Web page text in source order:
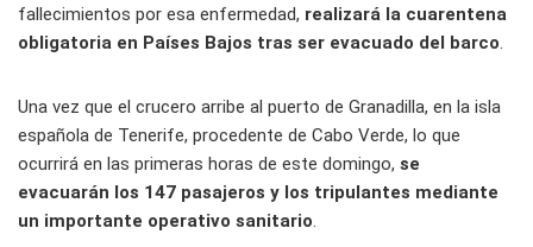
fallecimientos por esa enfermedad, realizará la cuarentena
obligatoria en Países Bajos tras ser evacuado del barco.
Una vez que el crucero arribe al puerto de Granadilla, en la isla
española de Tenerife, procedente de Cabo Verde, lo que
ocurrirá en las primeras horas de este domingo, se
evacuarán los 147 pasajeros y los tripulantes mediante
un importante operativo sanitario.